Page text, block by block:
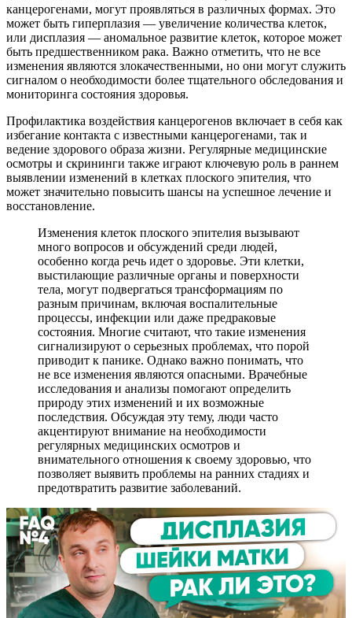
канцерогенами, могут проявляться в различных формах. Это
может быть гиперплазия — увеличение количества клеток,
или дисплазия — аномальное развитие клеток, которое может
быть предшественником рака. Важно отметить, что не все
изменения являются злокачественными, но они могут служить
сигналом о необходимости более тщательного обследования и
мониторинга состояния здоровья.
Профилактика воздействия канцерогенов включает в себя как
избегание контакта с известными канцерогенами, так и
ведение здорового образа жизни. Регулярные медицинские
осмотры и скрининги также играют ключевую роль в раннем
выявлении изменений в клетках плоского эпителия, что
может значительно повысить шансы на успешное лечение и
восстановление.
Изменения клеток плоского эпителия вызывают
много вопросов и обсуждений среди людей,
особенно когда речь идет о здоровье. Эти клетки,
выстилающие различные органы и поверхности
тела, могут подвергаться трансформациям по
разным причинам, включая воспалительные
процессы, инфекции или даже предраковые
состояния. Многие считают, что такие изменения
сигнализируют о серьезных проблемах, что порой
приводит к панике. Однако важно понимать, что
не все изменения являются опасными. Врачебные
исследования и анализы помогают определить
природу этих изменений и их возможные
последствия. Обсуждая эту тему, люди часто
акцентируют внимание на необходимости
регулярных медицинских осмотров и
внимательного отношения к своему здоровью, что
позволяет выявить проблемы на ранних стадиях и
предотвратить развитие заболеваний.